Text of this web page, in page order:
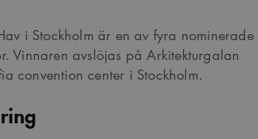
i Stockholm är en av fyra nominerade
Vinnaren avslöjas på Arkitekturgalan
convention center i Stockholm.